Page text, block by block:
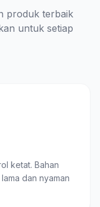
produk terbaik
untuk setiap
ketat. Bahan
dan nyaman